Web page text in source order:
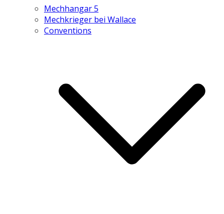
Mechhangar 5
Mechkrieger bei Wallace
Conventions